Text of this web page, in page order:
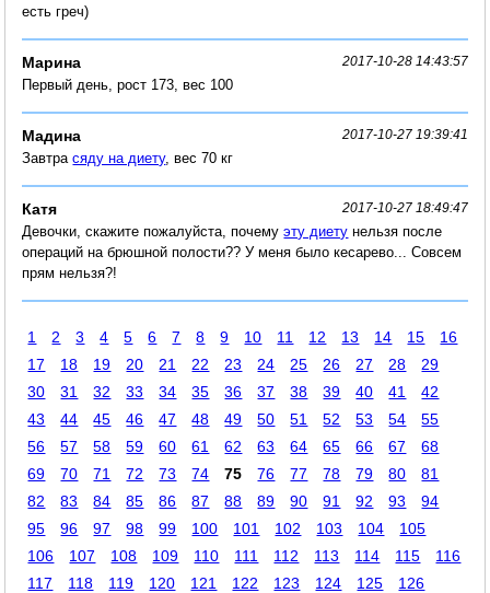
есть греч)
Марина 2017-10-28 14:43:57
Первый день, рост 173, вес 100
Мадина 2017-10-27 19:39:41
Завтрасяду на диету, вес 70 кг
Катя 2017-10-27 18:49:47
Девочки, скажите пожалуйста, почемуэту диету нельзя после
операций на брюшной полости?? У меня было кесарево... Совсем
прям нельзя?!
1 2 3 4 5 6 7 8 9 10 11 12 13 14 15
16
17
18 19 20 21 22 23 24 25 26 27 28
29
30
31 32 33 34 35 36 37 38 39 40 41
42
43
44 45 46 47 48 49 50 51 52 53 54
55
56
57 58 59 60 61 62 63 64 65 66 67
68
69
70 71 72 73 74 75 76 77 78 79 80
81
82
83 84 85 86 87 88 89 90 91 92 93
94
95
96 97 98 99 100 101 102 103 104
105
106
107 108 109 110 111 112 113 114 115
116
117
118 119 120 121 122 123 124 125
126